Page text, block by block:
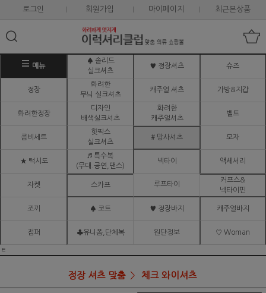
로그인 회원가입 마이페이지 최근본상품
메뉴
♠ 솔리드
실크셔츠
♥ 정장셔츠 슈즈
정장
화려한
무늬 실크셔츠
캐주얼 셔츠 가방&지갑
화려한정장
디자인
배색실크셔츠
화려한
캐주얼셔츠
벨트
콤비세트
핫픽스
실크셔츠
# 망사셔츠 모자
★ 턱시도
♬ 특수복
(무대.공연,댄스)
넥타이 액세서리
자켓 스카프 루프타이
커프스&
넥타이핀
조끼 ♠ 코트 ♥ 정장바지 캐주얼바지
점퍼 ♣유니폼,단체복 원단정보 ♡ Woman
ㅌ
정장 셔츠 맞춤 체크 와이셔츠